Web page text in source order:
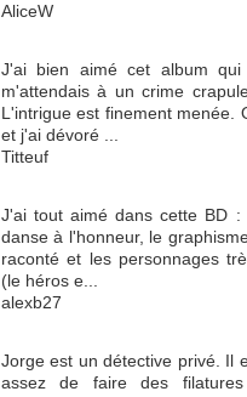
AliceW
J'ai bien aimé cet album qui
m'attendais à un crime
L'intrigue est finement menée.
et j'ai dévoré ...
Titteuf
J'ai tout aimé dans cette BD
danse à l'honneur, le
raconté et les personnages
(le héros e...
alexb27
Jorge est un détective privé. Il
assez de faire des